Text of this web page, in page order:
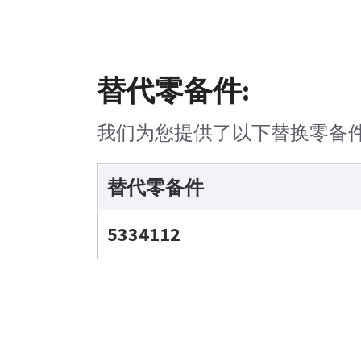
替代零备件:
我们为您提供了以下替换零备
替代零备件
5334112